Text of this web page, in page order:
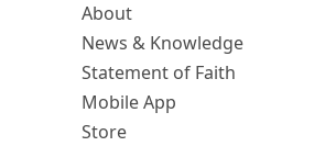
About
News & Knowledge
Statement of Faith
Mobile App
Store